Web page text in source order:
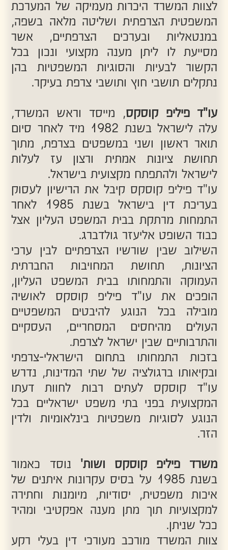
כבוד השופט אליעזר גולדברג.
השילוב שבין שורשיו הצרפתיים לבין ערכי
הציונות, תחושת המחויבות החברתית
העמוקה והתמחותו בבית המשפט העליון,
הופכים את עו"ד פיליפ קוסקס לאושיה
מובילה בכל הנוגע להיבטים המשפטיים
העולים מהיחסים המסחריים, העסקיים
והתרבותיים שבין ישראל לצרפת.
בזכות התמחותו בתחום הישראלי-צרפתי
עו"ד קוסקס לעתים רבות לחוות דעתו
המקצועית בפני בתי משפט ישראליים בכל
הזר.
משרד פיליפ קוסקס ושות'
נוסד כאמור
בשנת 1985 על בסיס עקרונות איתנים של
איכות משפטית, יסודיות, מיומנות וחתירה
למקצועיות תוך מתן מענה אפקטיבי ומהיר
ככל שניתן.
צוות המשרד מורכב מעורכי דין בעלי רקע
משפטי עשיר וניסיון מוכח ורב שנים הניחנים
בתבונה רבה וביכולת לחשיבה מחוץ לקופסה.
עורכי הדין במשרד פועלים מתוך נקודת מבט
של פתיחות דעת וירידה לפרטים מתוך מטרה
למצות את הסוגיה המשפטית גופה תוך
חשיפת נתוניו של כל מקרה במלואו
ומשתמש בהם לרווחת הלקוח.
קוסקס ושות' גם בתרומה לקהילה ועזרה
לזולת, משרדו של עו"ד קוסקס לוקח על
עצמו תיקי "פרו בונו" באופן קבוע מתוך
אמונה כי ייצוג משפטי מגיע גם למעוטי
יכולת.
פעילות המשרד נוגעת בקהילתיות ובטיפוח
החברה ועו"ד פיליפ קוסקס בעצמו תפקד
במשך 6 שנים כיושב ראש מתנ"ס
בירושלים, וכן הרבה לעסוק לאורך השנים
תחושת המחויבות החברתית העמוקה של
המשרד שזורה כחוט השני לאורך פעילותו
ההתנדבותית כמו גם פעילותו המקצועית של
המשרד, אשר מקפיד לפעול בעבור לקוחותיו
במסירות, וביחס אישי ואנושי.
עו"ד פיליפ קוסקס